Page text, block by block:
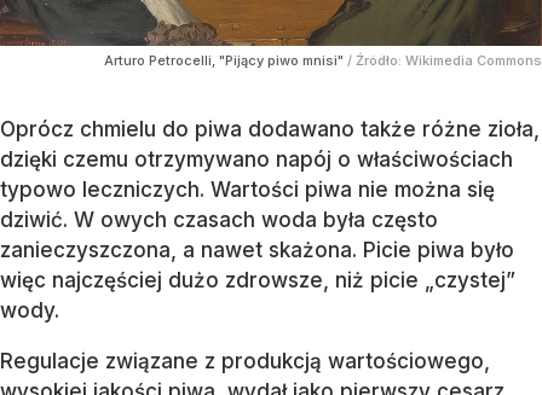
Arturo Petrocelli, "Pijący piwo mnisi" / Źródło: Wikimedia Commons
Oprócz chmielu do piwa dodawano także różne zioła,
dzięki czemu otrzymywano napój o właściwościach
typowo leczniczych. Wartości piwa nie można się
dziwić. W owych czasach woda była często
zanieczyszczona, a nawet skażona. Picie piwa było
więc najczęściej dużo zdrowsze, niż picie „czystej”
wody.
Regulacje związane z produkcją wartościowego,